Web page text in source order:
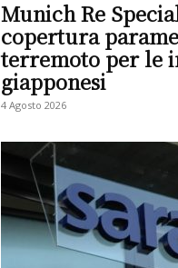
Munich Re
copertura
terremoto per le
giapponesi
4 Agosto 2026